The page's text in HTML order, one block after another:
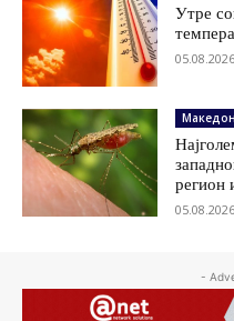
Утре
регион
-